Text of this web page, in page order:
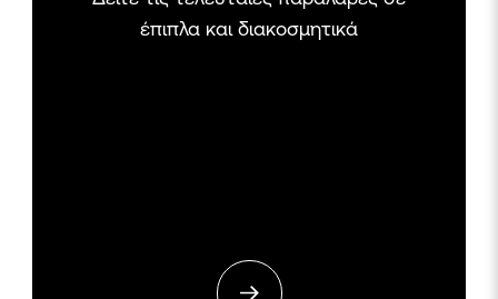
έπιπλα και διακοσμητικά